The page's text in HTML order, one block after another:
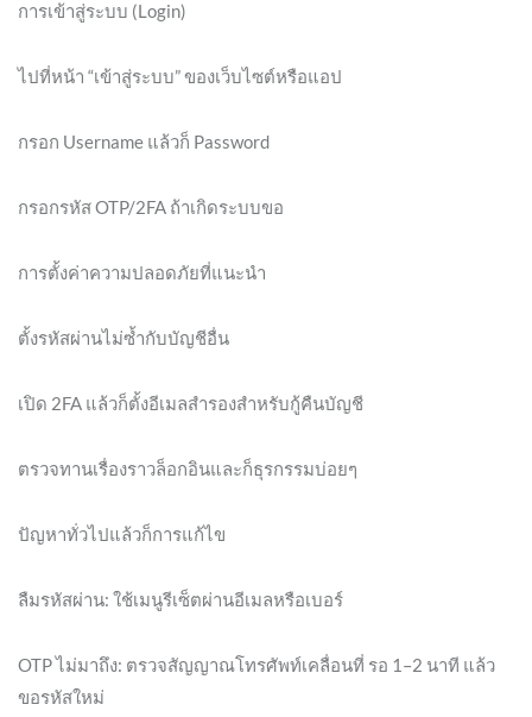
การเข้าสู่ระบบ (Login)
ไปที่หน้า “เข้าสู่ระบบ” ของเว็บไซต์หรือแอป
กรอก Username แล้วก็ Password
กรอกรหัส OTP/2FA ถ้าเกิดระบบขอ
การตั้งค่าความปลอดภัยที่แนะนำ
ตั้งรหัสผ่านไม่ซ้ำกับบัญชีอื่น
เปิด 2FA แล้วก็ตั้งอีเมลสำรองสำหรับกู้คืนบัญชี
ตรวจทานเรื่องราวล็อกอินและก็ธุรกรรมบ่อยๆ
ปัญหาทั่วไปแล้วก็การแก้ไข
ลืมรหัสผ่าน: ใช้เมนูรีเซ็ตผ่านอีเมลหรือเบอร์
OTP ไม่มาถึง: ตรวจสัญญาณโทรศัพท์เคลื่อนที่ รอ 1–2 นาที แล้ว
ขอรหัสใหม่